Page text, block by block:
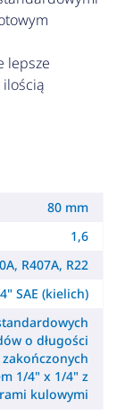
lepsze
80 mm
1,6
R407A, R22
SAE (kielich)
o długości
zakończonych
1/4" x 1/4" z
kulowymi